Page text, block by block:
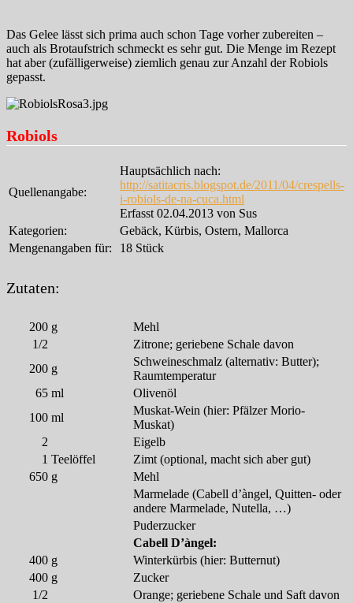
Das Gelee lässt sich prima auch schon Tage vorher zubereiten –
auch als Brotaufstrich schmeckt es sehr gut. Die Menge im Rezept
hat aber (zufälligerweise) ziemlich genau zur Anzahl der Robiols
gepasst.
Robiols
Quellenangabe:
Hauptsächlich nach:
http://satitacris.blogspot.de/2011/04/crespells-
i-robiols-de-na-cuca.html
Erfasst 02.04.2013 von Sus
Kategorien:
Gebäck, Kürbis, Ostern, Mallorca
Mengenangaben für:
18 Stück
Zutaten:
200 g
Mehl
1/2
Zitrone; geriebene Schale davon
200 g
Schweineschmalz (alternativ: Butter);
Raumtemperatur
65 ml
Olivenöl
100 ml
Muskat-Wein (hier: Pfälzer Morio-
Muskat)
2
Eigelb
1 Teelöffel
Zimt (optional, macht sich aber gut)
650 g
Mehl
Marmelade (Cabell d’àngel, Quitten- oder
andere Marmelade, Nutella, …)
Puderzucker
Cabell D’àngel:
400 g
Winterkürbis (hier: Butternut)
400 g
Zucker
1/2
Orange; geriebene Schale und Saft davon